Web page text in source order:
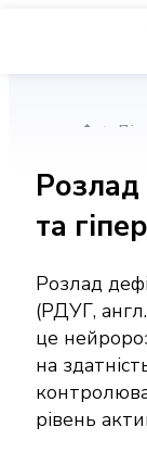
Розлад
та
Розлад
(РДУГ,
це
на
рівень